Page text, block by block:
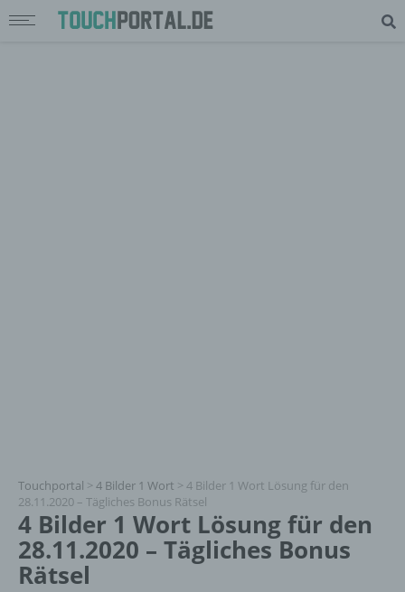
Touchportal > 4 Bilder 1 Wort > 4 Bilder 1 Wort Lösung für den
28.11.2020 – Tägliches Bonus Rätsel
4 Bilder 1 Wort Lösung für den
28.11.2020 – Tägliches Bonus
Rätsel